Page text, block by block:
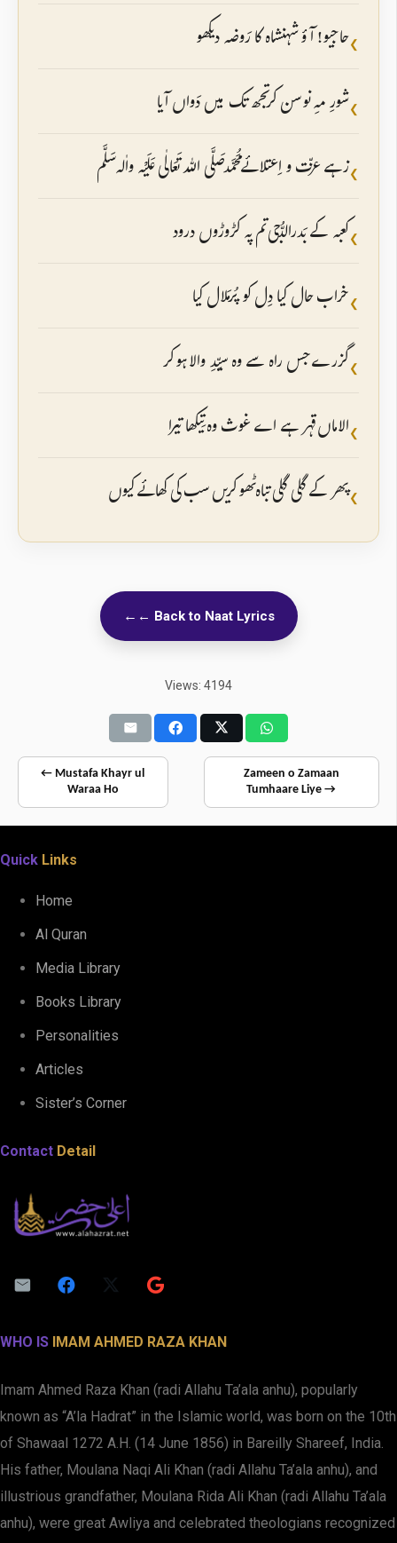
❮حاجیو! آؤ شہنشاہ کا رَوضہ دیکھو
❮شورِ مہِ نو سن کر تجھ تک میں دَواں آیا
❮زہے عزّت و اِعتلائے مُحَمَّد صَلَّی اللہ تَعَالٰی عَلَیْہ واٰلہ سَلَّم
❮کعبہ کے بَدرالدُّجی تم پہ کڑوڑوں درود
❮ خراب حال کیا دِل کو پُرمَلال کیا
❮گزرے جس راہ سے وہ سیِّدِ والا ہو کر
❮ الاماں قہر ہے اے غوث وہ تِیکھا تیرا
❮پھر کے گلی گلی تباہ ٹھو کریں سب کی کھائے کیوں
← Back to Naat Lyrics
Views: 4194
← Mustafa Khayr ul
Waraa Ho
Zameen o Zamaan
Tumhaare Liye →
Quick Links
Home
Al Quran
Media Library
Books Library
Personalities
Articles
Sister’s Corner
Contact Detail
WHO IS IMAM AHMED RAZA KHAN
Imam Ahmed Raza Khan (radi Allahu Ta’ala anhu), popularly
known as “A’la Hadrat” in the Islamic world, was born on the 10th
of Shawaal 1272 A.H. (14 June 1856) in Bareilly Shareef, India.
His father, Moulana Naqi Ali Khan (radi Allahu Ta’ala anhu), and
illustrious grandfather, Moulana Rida Ali Khan (radi Allahu Ta’ala
anhu), were great Awliya and celebrated theologians recognized